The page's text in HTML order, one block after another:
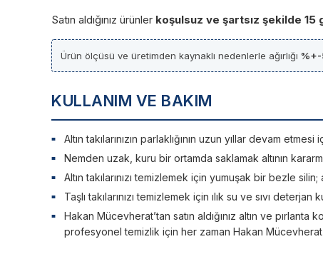
Satın aldığınız ürünler koşulsuz ve şartsız şekilde 15
Ürün ölçüsü ve üretimden kaynaklı nedenlerle ağırlığı %+-
KULLANIM VE BAKIM
Altın takılarınızın parlaklığının uzun yıllar devam
Nemden uzak, kuru bir ortamda saklamak altının
Altın takılarınızı temizlemek için yumuşak bir bezle silin;
Taşlı takılarınızı temizlemek için ılık su ve sıvı
Hakan Mücevherat’tan satın aldığınız altın ve
profesyonel temizlik için her zaman Hakan